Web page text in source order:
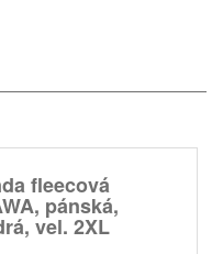
fleecová
pánská,
vel. 2XL